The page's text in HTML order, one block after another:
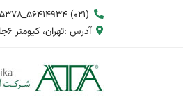
(021) 56414934_56415378 -56415486
آدرس :تهران، کیومتر 6جاده رباط کریم به شهریار /روبروی پمپ بنزین دنا/شهرک صنعتی حسین آباد/بلوار جمهوری کوچه گلستان2/ پلاک 12